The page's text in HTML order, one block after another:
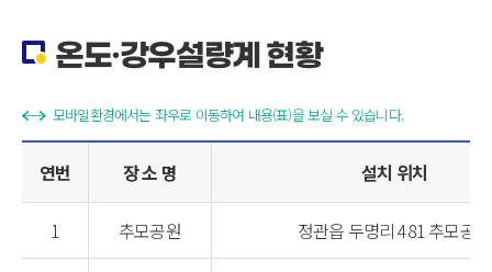
온도·강우설량계 현황
모바일환경에서는 좌우로 이동하여 내용(표)을 보실 수 있습니다.
연번 장 소 명 설치 위치
1 추모공원 정관읍 두명리 481 추모공원